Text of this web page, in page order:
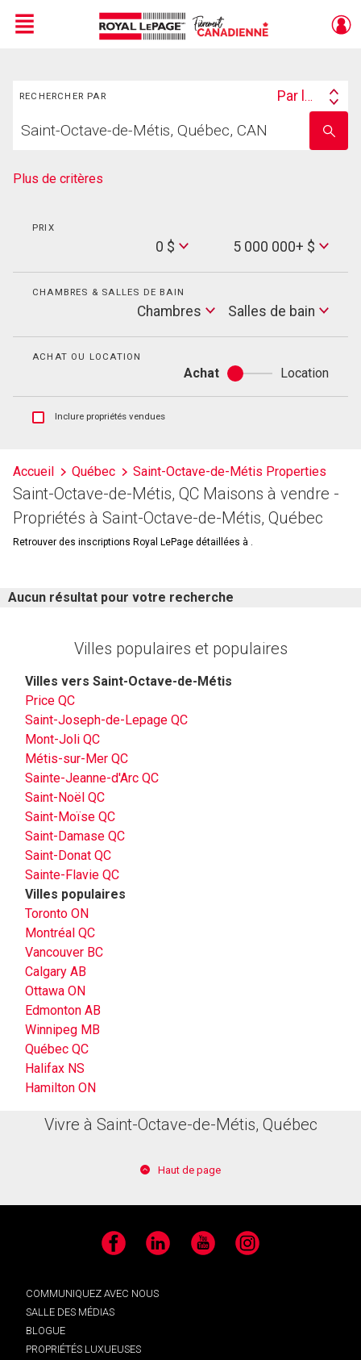
Menu
RECHERCHER PAR
Search
Par lieu
votre
nom
Plus de critères
PRIX
0 $
Max
Price
5 000 000+ $
CHAMBRES & SALLES DE BAIN
Chambres
Salles
de
Salles de bain
ACHAT OU LOCATION
Achat
Achat
ou
Location
Afficher
et
les
historiques
d'inscriptions
Inclure propriétés vendues
Accueil Québec Saint-Octave-de-Métis Properties
Saint-Octave-de-Métis, QC Maisons à vendre -
Propriétés à Saint-Octave-de-Métis, Québec
Retrouver des inscriptions Royal LePage détaillées à .
Aucun résultat pour votre recherche
Villes populaires et populaires
Villes vers Saint-Octave-de-Métis
Price QC
Saint-Joseph-de-Lepage QC
Mont-Joli QC
Métis-sur-Mer QC
Sainte-Jeanne-d'Arc QC
Saint-Noël QC
Saint-Moïse QC
Saint-Damase QC
Saint-Donat QC
Sainte-Flavie QC
Villes populaires
Toronto ON
Montréal QC
Vancouver BC
Calgary AB
Ottawa ON
Edmonton AB
Winnipeg MB
Québec QC
Halifax NS
Hamilton ON
Vivre à Saint-Octave-de-Métis, Québec
Haut de page
Facebook LinkedIn YouTube Instagram
COMMUNIQUEZ AVEC NOUS
SALLE DES MÉDIAS
BLOGUE
PROPRIÉTÉS LUXUEUSES